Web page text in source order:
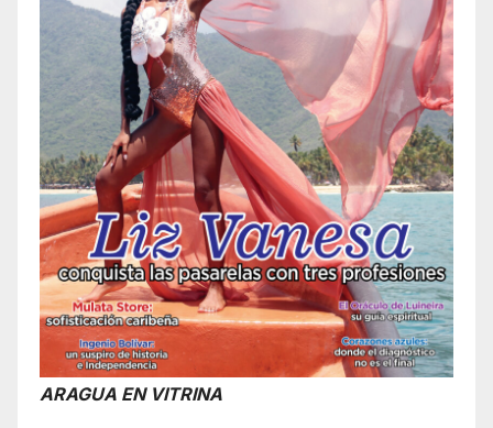
ARAGUA EN VITRINA